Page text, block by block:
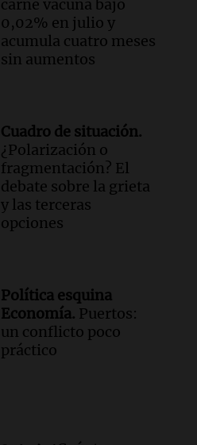
carne vacuna bajó
0,02% en julio y
acumula cuatro meses
sin aumentos
Cuadro de situación.
¿Polarización o
fragmentación? El
debate sobre la grieta
y las terceras
opciones
Política esquina
Economía. Puertos:
un conflicto poco
práctico